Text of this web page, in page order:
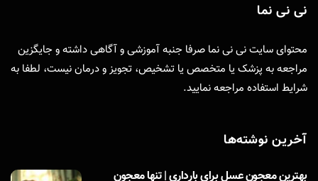
نی نی نما
محتوای سایت نی نی نما صرفا جنبه آموزشی و آگاهی داشته و جایگزین
مراجعه به پزشک یا متخصص یا تشخیص، تجویز و درمان نیست، لطفا به
شرایط استفاده مراجعه نمایید.
آخرین نوشته‌ها
بهترین معجون عسل برای بارداری | تنها معجون